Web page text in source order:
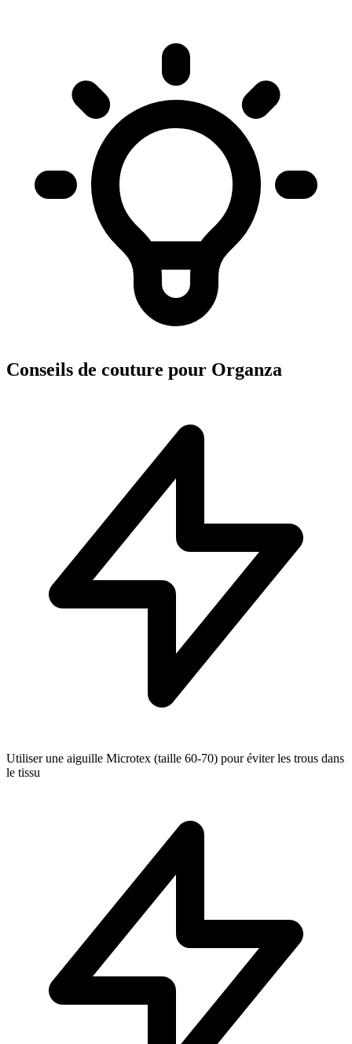
Conseils de couture pour Organza
Utiliser une aiguille Microtex (taille 60-70) pour éviter les trous dans
le tissu